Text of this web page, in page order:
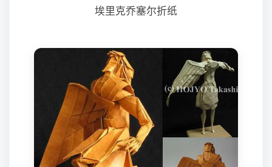
埃里克乔塞尔折纸